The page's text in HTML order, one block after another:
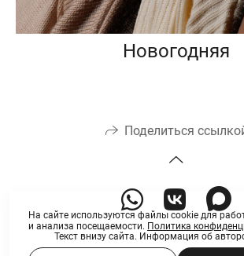
Новогодняя
Поделиться
Текст внизу сайта. Информация об
На сайте используются файлы cookie для
и анализа посещаемости. Политика